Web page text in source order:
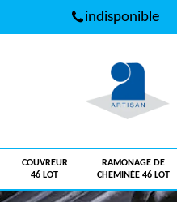
indisponible
COUVREUR
46 LOT
RAMONAGE DE
CHEMINÉE 46 LOT